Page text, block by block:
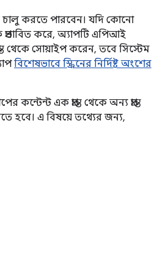
চালু করতে পারবেন। যদি কোনো
করে, অ্যাপটি এপিআই
থেকে সোয়াইপ করেন, তবে সিস্টেম
বিশেষভাবে স্ক্রিনের নির্দিষ্ট অংশের
এক প্রান্ত থেকে অন্য প্রান্ত
হবে। এ বিষয়ে তথ্যের জন্য,